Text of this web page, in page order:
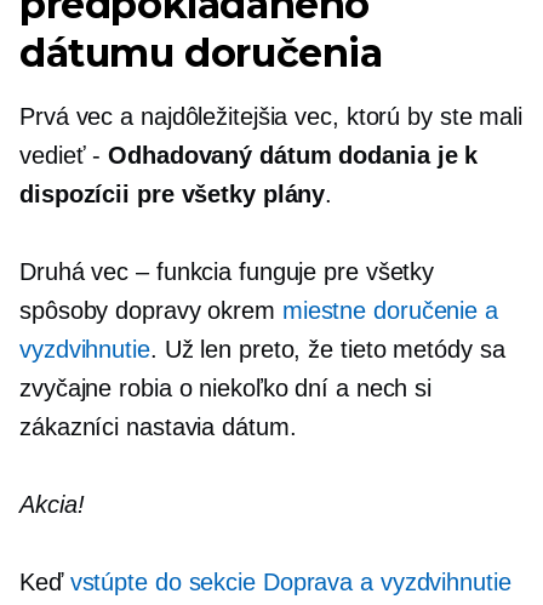
dátumu doručenia
Prvá vec a najdôležitejšia vec, ktorú by ste mali
vedieť -Odhadovaný dátum dodania je k
dispozícii pre všetky plány.
Druhá vec – funkcia funguje pre všetky
spôsoby dopravy okrem miestne doručenie a
vyzdvihnutie. Už len preto, že tieto metódy sa
zvyčajne robia o niekoľko dní a nech si
zákazníci nastavia dátum.
Akcia!
Keď vstúpte do sekcie Doprava a vyzdvihnutie